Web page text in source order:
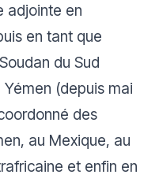
adjointe en
en tant que
du Sud
(depuis mai
des
au Mexique, au
et enfin en